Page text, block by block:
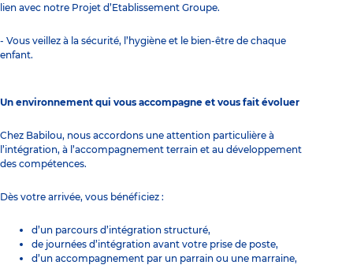
lien avec notre Projet d’Etablissement Groupe.
- Vous veillez à la sécurité, l’hygiène et le bien-être de chaque
enfant.
Un environnement qui vous accompagne et vous fait évoluer
Chez Babilou, nous accordons une attention particulière à
l’intégration, à l’accompagnement terrain et au développement
des compétences.
Dès votre arrivée, vous bénéficiez :
d’un parcours d’intégration structuré,
de journées d’intégration avant votre prise de poste,
d’un accompagnement par un parrain ou une marraine,